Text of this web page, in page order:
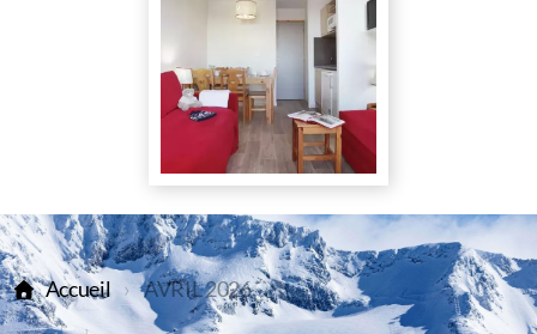
Accueil AVRIL 2026